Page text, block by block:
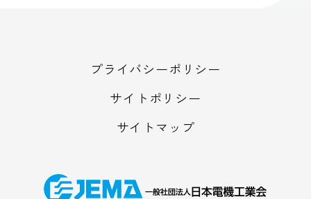
プライバシーポリシー
サイトポリシー
サイトマップ